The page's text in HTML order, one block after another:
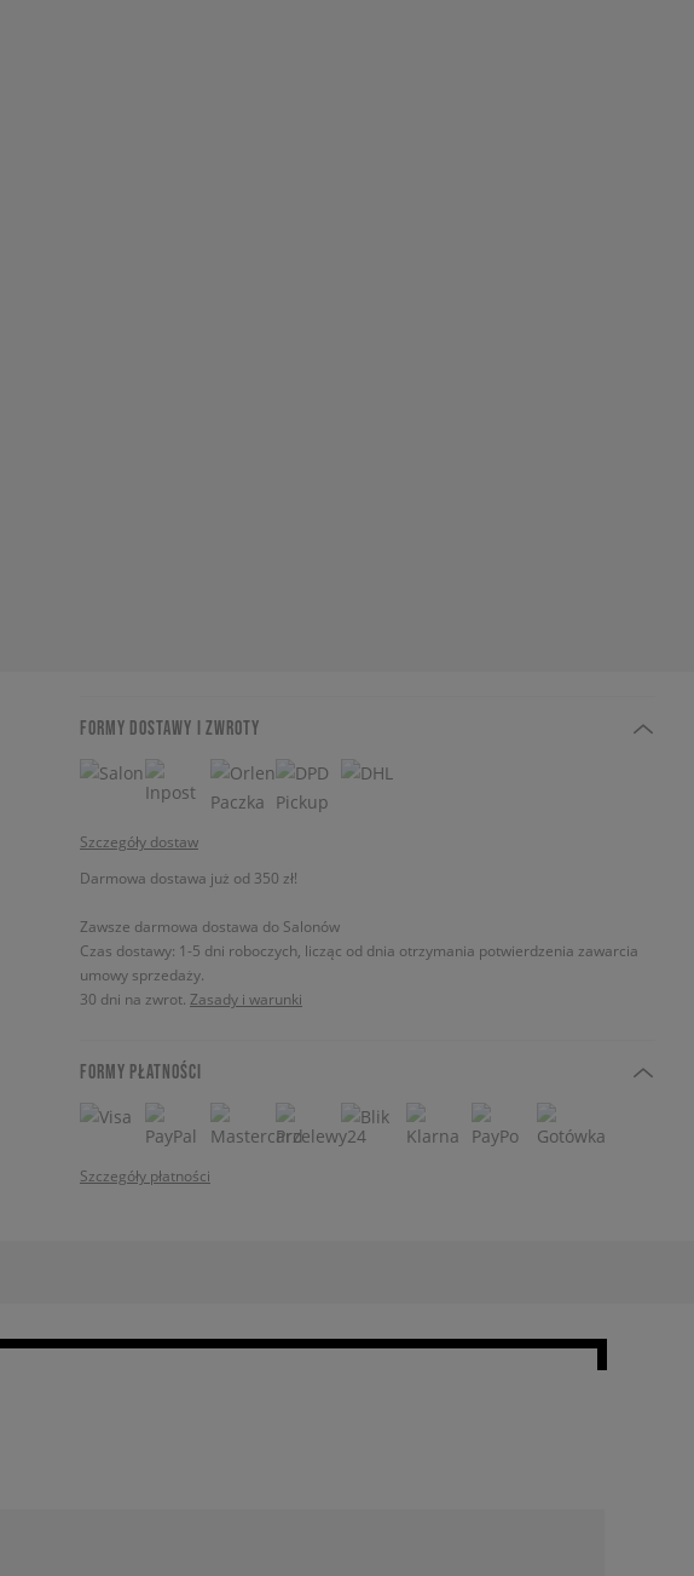
FORMY DOSTAWY I ZWROTY
Szczegóły dostaw
Darmowa dostawa już od 350 zł!
Zawsze darmowa dostawa do Salonów
Czas dostawy: 1-5 dni roboczych, licząc od dnia otrzymania potwierdzenia zawarcia
umowy sprzedaży.
30 dni na zwrot. Zasady i warunki
FORMY PŁATNOŚCI
Szczegóły płatności